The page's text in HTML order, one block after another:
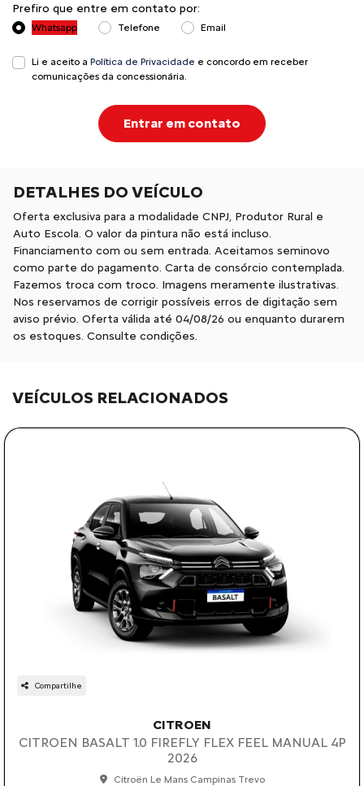
Prefiro que entre em contato por:
Whatsapp Telefone Email
Li e aceito a Política de Privacidade e concordo em receber
comunicações da concessionária.
Entrar em contato
DETALHES DO VEÍCULO
Oferta exclusiva para a modalidade CNPJ, Produtor Rural e
Auto Escola. O valor da pintura não está incluso.
Financiamento com ou sem entrada. Aceitamos seminovo
como parte do pagamento. Carta de consórcio contemplada.
Fazemos troca com troco. Imagens meramente ilustrativas.
Nos reservamos de corrigir possíveis erros de digitação sem
aviso prévio. Oferta válida até 04/08/26 ou enquanto durarem
os estoques. Consulte condições.
VEÍCULOS RELACIONADOS
Compartilhe
CITROEN
CITROEN BASALT 1.0 FIREFLY FLEX FEEL MANUAL 4P
2026
Citroën Le Mans Campinas Trevo